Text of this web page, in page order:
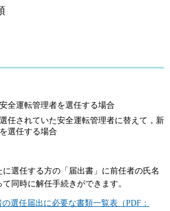
全運転管理者を選任する場合
任されていた安全運転管理者に替えて，新
選任する場合
選任する方の「届出書」に前任者の氏名
同時に解任手続きができます。
選任届出に必要な書類一覧表（PDF：